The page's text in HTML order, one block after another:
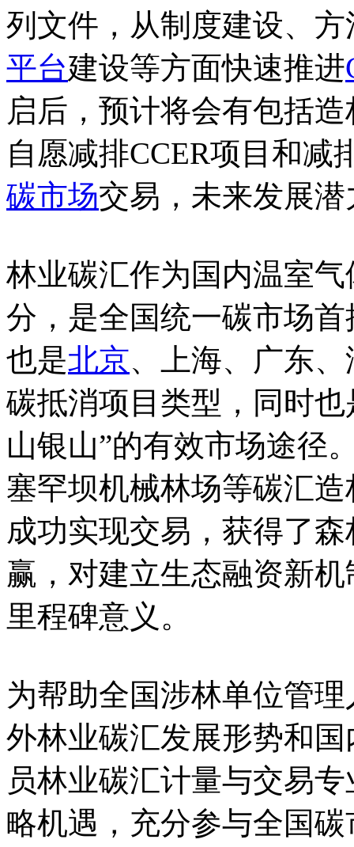
列文件，从制度建设、
平台建设等方面快速推进
启后，预计将会有包括造
自愿减排CCER项目和减
碳市场交易，未来发展
林业碳汇作为国内温室
分，是全国统一碳市场
也是北京、上海、广东
碳抵消项目类型，同时
山银山”的有效市场途径
塞罕坝机械林场等碳汇
成功实现交易，获得了
赢，对建立生态融资新
里程碑意义。
为帮助全国涉林单位管
外林业碳汇发展形势和
员林业碳汇计量与交易
略机遇，充分参与全国